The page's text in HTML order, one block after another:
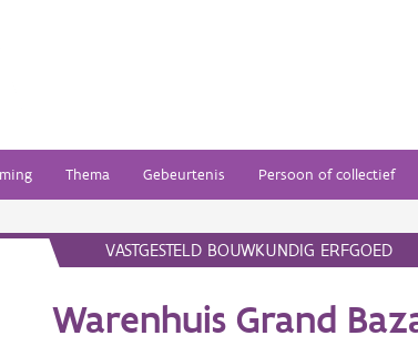
Thema Gebeurtenis Persoon of collectief
VASTGESTELD BOUWKUNDIG ERFGOED
Warenhuis Grand